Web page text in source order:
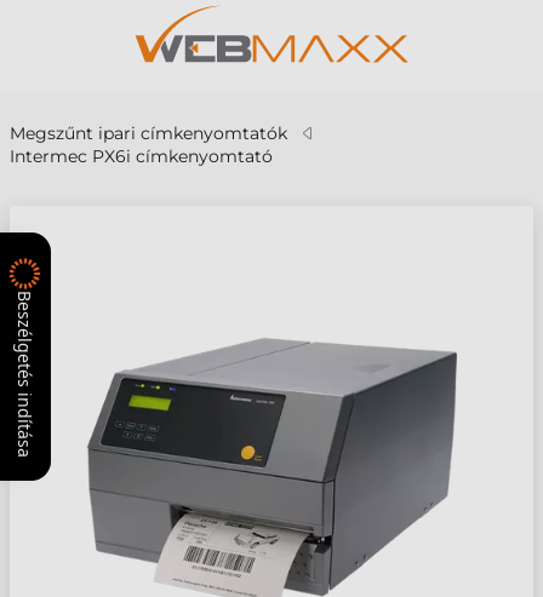
Megszűnt ipari címkenyomtatók
Intermec PX6i címkenyomtató
Beszélgetés indítása